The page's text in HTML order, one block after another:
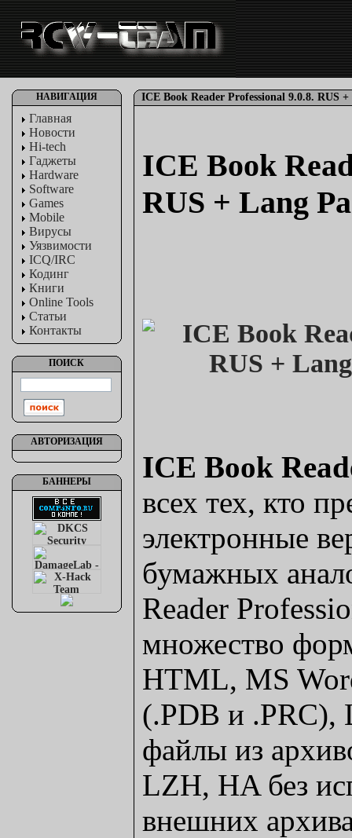
НАВИГАЦИЯ
Главная
Новости
Hi-tech
Гаджеты
Hardware
Software
Games
Mobile
Вирусы
Уязвимости
ICQ/IRC
Кодинг
Книги
Online Tools
Статьи
Контакты
ПОИСК
АВТОРИЗАЦИЯ
БАННЕРЫ
ICE Book Reader Professional 9.0.8. RUS
ICE Book
RUS + Lang
ICE Book
всех тех, кто
электронные
бумажных
Reader
множество
HTML, MS
(.PDB и .PRC),
файлы из
LZH, HA без
внешних